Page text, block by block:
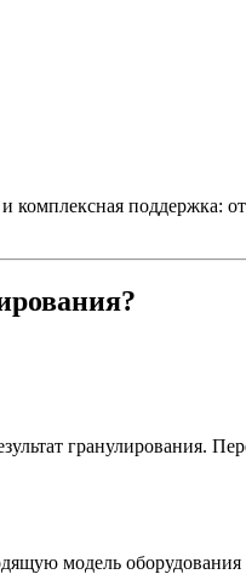
поддержка:
гранулирования.
модель